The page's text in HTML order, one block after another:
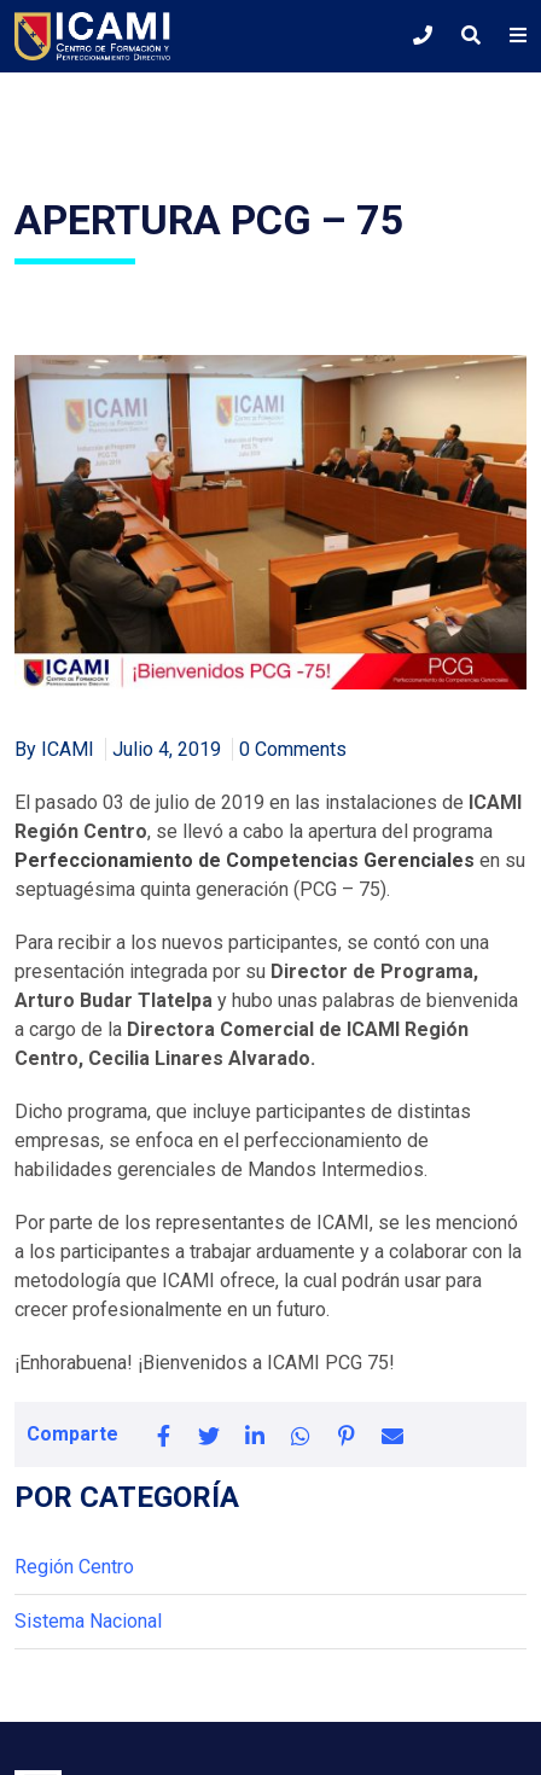
APERTURA PCG – 75
By ICAMI Julio 4, 2019 0 Comments
El pasado 03 de julio de 2019 en las instalaciones de ICAMI
Región Centro, se llevó a cabo la apertura del programa
Perfeccionamiento de Competencias Gerenciales en su
septuagésima quinta generación (PCG – 75).
Para recibir a los nuevos participantes, se contó con una
presentación integrada por su Director de Programa,
Arturo Budar Tlatelpa y hubo unas palabras de bienvenida
a cargo de la Directora Comercial de ICAMI Región
Centro, Cecilia Linares Alvarado.
Dicho programa, que incluye participantes de distintas
empresas, se enfoca en el perfeccionamiento de
habilidades gerenciales de Mandos Intermedios.
Por parte de los representantes de ICAMI, se les mencionó
a los participantes a trabajar arduamente y a colaborar con la
metodología que ICAMI ofrece, la cual podrán usar para
crecer profesionalmente en un futuro.
¡Enhorabuena! ¡Bienvenidos a ICAMI PCG 75!
Comparte
POR CATEGORÍA
Región Centro
Sistema Nacional